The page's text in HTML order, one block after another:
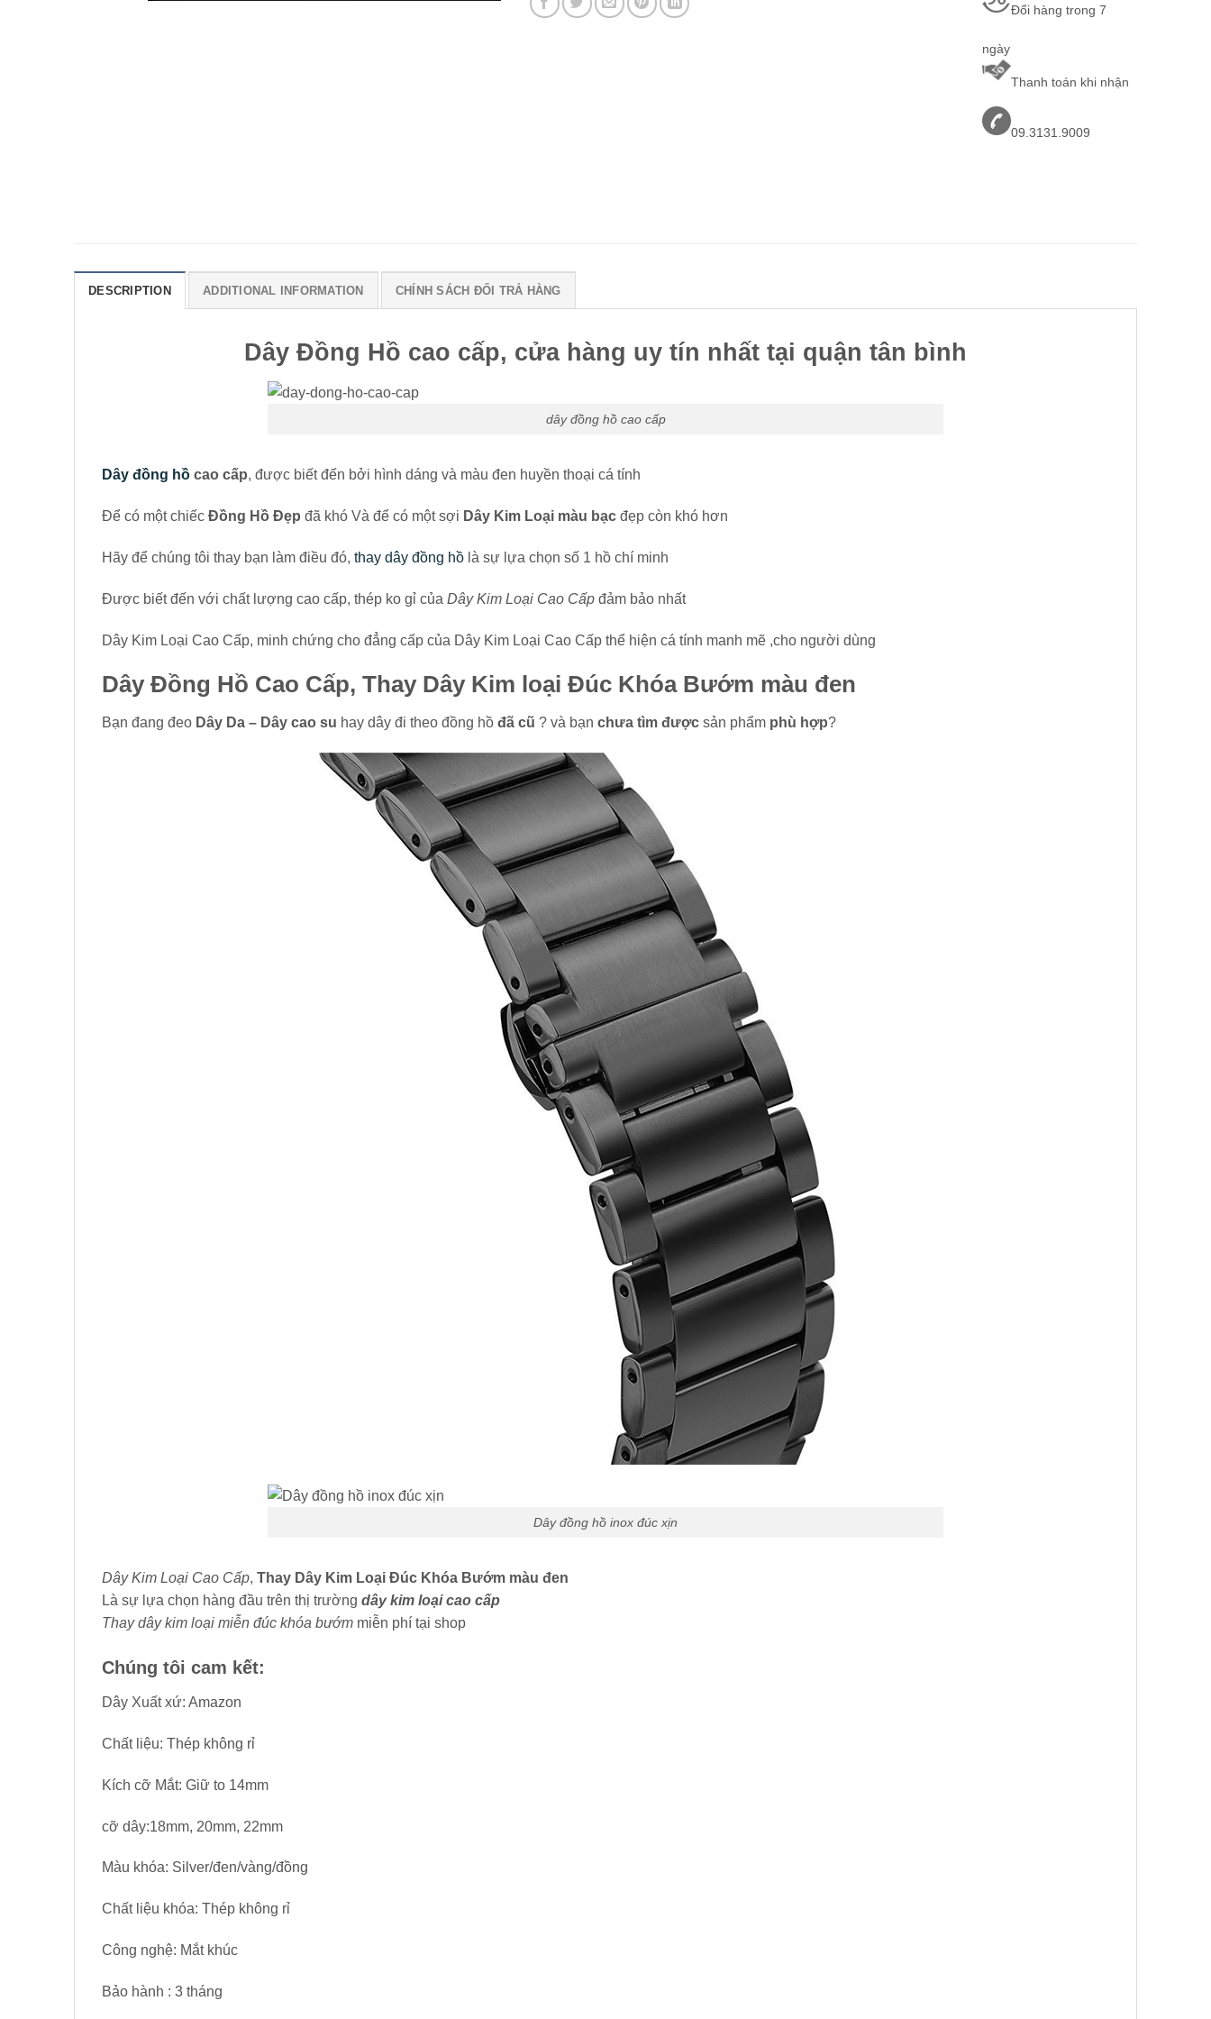
Đổi hàng trong 7
ngày
Thanh toán khi nhận
09.3131.9009
DESCRIPTION ADDITIONAL INFORMATION CHÍNH SÁCH ĐỔI TRẢ HÀNG
Dây Đồng Hồ cao cấp, cửa hàng uy tín nhất tại quận tân bình
dây đồng hồ cao cấp
Dây đồng hồ cao cấp, được biết đến bởi hình dáng và màu đen huyền thoại cá tính
Để có một chiếc Đồng Hồ Đẹp đã khó Và để có một sợi Dây Kim Loại màu bạc đẹp còn khó hơn
Hãy để chúng tôi thay bạn làm điều đó, thay dây đồng hồ là sự lựa chọn số 1 hồ chí minh
Được biết đến với chất lượng cao cấp, thép ko gỉ của Dây Kim Loại Cao Cấp đảm bảo nhất
Dây Kim Loại Cao Cấp, minh chứng cho đẳng cấp của Dây Kim Loại Cao Cấp thể hiện cá tính manh mẽ ,cho người dùng
Dây Đồng Hồ Cao Cấp, Thay Dây Kim loại Đúc Khóa Bướm màu đen
Bạn đang đeo Dây Da – Dây cao su hay dây đi theo đồng hồ đã cũ ? và bạn chưa tìm được sản phẩm phù hợp?
Dây đồng hồ inox đúc xịn
Dây Kim Loại Cao Cấp, Thay Dây Kim Loại Đúc Khóa Bướm màu đen
Là sự lựa chọn hàng đầu trên thị trường dây kim loại cao cấp
Thay dây kim loại miễn đúc khóa bướm miễn phí tại shop
Chúng tôi cam kết:
Dây Xuất xứ: Amazon
Chất liệu: Thép không rỉ
Kích cỡ Mắt: Giữ to 14mm
cỡ dây:18mm, 20mm, 22mm
Màu khóa: Silver/đen/vàng/đồng
Chất liệu khóa: Thép không rỉ
Công nghệ: Mắt khúc
Bảo hành : 3 tháng